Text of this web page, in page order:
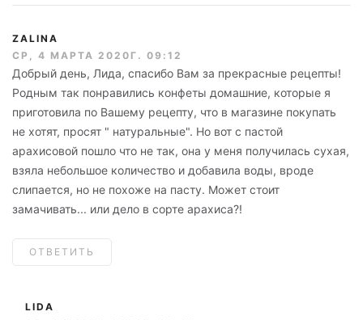
ZALINA
СР, 4 МАРТА 2020Г. 09:12
Добрый день, Лида, спасибо Вам за прекрасные рецепты!
Родным так понравились конфеты домашние, которые я
приготовила по Вашему рецепту, что в магазине покупать
не хотят, просят " натуральные". Но вот с пастой
арахисовой пошло что не так, она у меня получилась сухая,
взяла небольшое количество и добавила воды, вроде
слипается, но не похоже на пасту. Может стоит
замачивать... или дело в сорте арахиса?!
ОТВЕТИТЬ
LIDA